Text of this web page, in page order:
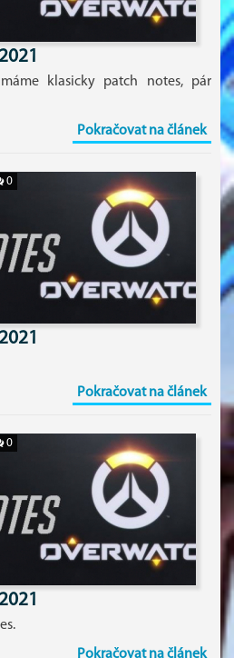
klasicky patch notes, pár
Pokračovat na článek
0
Pokračovat na článek
0
Pokračovat na článek